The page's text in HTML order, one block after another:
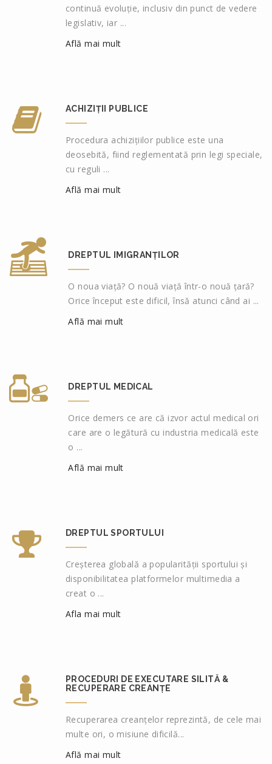
continuă evoluție, inclusiv din punct de vedere
legislativ, iar ...
Află mai mult
ACHIZIȚII PUBLICE
Procedura achizițiilor publice este una
deosebită, fiind reglementată prin legi speciale,
cu reguli ...
Află mai mult
DREPTUL IMIGRANȚILOR
O noua viață? O nouă viață într-o nouă țară?
Orice început este dificil, însă atunci când ai ...
Află mai mult
DREPTUL MEDICAL
Orice demers ce are că izvor actul medical ori
care are o legătură cu industria medicală este
o ...
Află mai mult
DREPTUL SPORTULUI
Creșterea globală a popularității sportului și
disponibilitatea platformelor multimedia a
creat o ...
Afla mai mult
PROCEDURI DE EXECUTARE SILITĂ &
RECUPERARE CREANȚE
Recuperarea creanțelor reprezintă, de cele mai
multe ori, o misiune dificilă...
Află mai mult